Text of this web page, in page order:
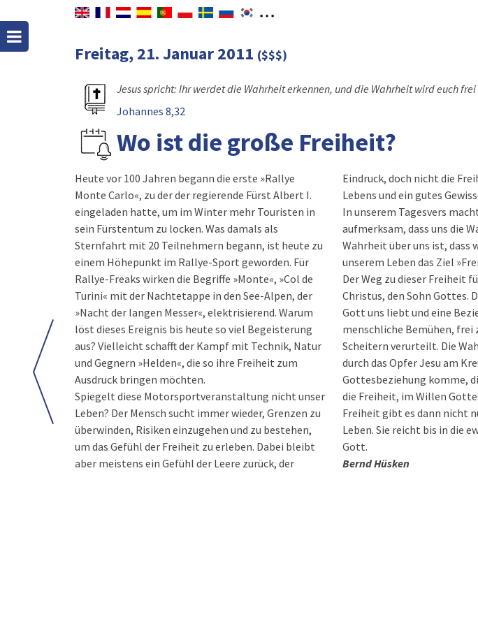
Freitag, 21. Januar 2011 ($$$)
Jesus spricht: Ihr werdet die Wahrheit erkennen, und die Wahrheit wird euch
Johannes 8,32
Wo ist die große Freiheit?
Heute vor 100 Jahren begann die erste »Rallye
Monte Carlo«, zu der der regierende Fürst Albert I.
eingeladen hatte, um im Winter mehr Touristen in
sein Fürstentum zu locken. Was damals als
Sternfahrt mit 20 Teilnehmern begann, ist heute zu
einem Höhepunkt im Rallye-Sport geworden. Für
Rallye-Freaks wirken die Begriffe »Monte«, »Col de
Turini« mit der Nachtetappe in den See-Alpen, der
»Nacht der langen Messer«, elektrisierend. Warum
löst dieses Ereignis bis heute so viel Begeisterung
aus? Vielleicht schafft der Kampf mit Technik, Natur
und Gegnern »Helden«, die so ihre Freiheit zum
Ausdruck bringen möchten.
Spiegelt diese Motorsportveranstaltung nicht unser
Leben? Der Mensch sucht immer wieder, Grenzen zu
überwinden, Risiken einzugehen und zu bestehen,
um das Gefühl der Freiheit zu erleben. Dabei bleibt
aber meistens ein Gefühl der Leere zurück, der
Eindruck, doch nicht die
Lebens und ein gutes
In unserem Tagesvers
aufmerksam, dass uns die
Wahrheit über uns ist, dass
unserem Leben das Ziel
Der Weg zu dieser Freiheit
Christus, den Sohn Gottes.
Gott uns liebt und eine
menschliche Bemühen, frei
Scheitern verurteilt. Die
durch das Opfer Jesu am
Gottesbeziehung komme,
die Freiheit, im Willen
Freiheit gibt es dann nicht
Leben. Sie reicht bis in die
Gott.
Bernd Hüsken